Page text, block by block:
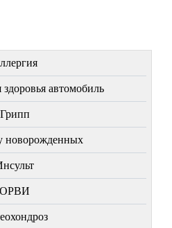
автомобиль
Грипп
новорожденных
ОРВИ